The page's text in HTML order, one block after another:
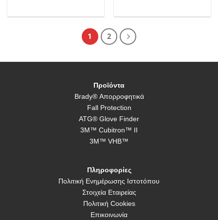
1 2
Προϊόντα
Brady® Απορροφητικά
Fall Protection
ATG® Glove Finder
3M™ Cubitron™ II
3M™ VHB™
Πληροφορίες
Πολιτική Ενημέρωσης Ιστοτόπου
Στοιχεία Εταιρείας
Πολιτική Cookies
Επικοινωνία